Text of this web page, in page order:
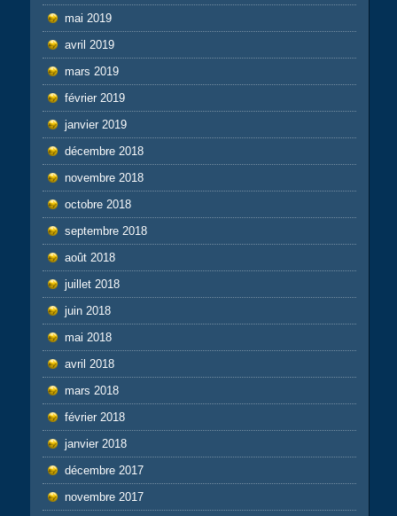
mai 2019
avril 2019
mars 2019
février 2019
janvier 2019
décembre 2018
novembre 2018
octobre 2018
septembre 2018
août 2018
juillet 2018
juin 2018
mai 2018
avril 2018
mars 2018
février 2018
janvier 2018
décembre 2017
novembre 2017